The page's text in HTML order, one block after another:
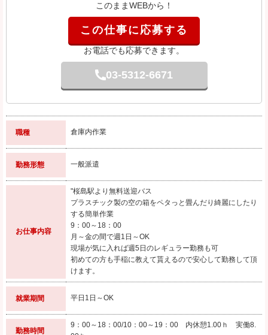
このままWEBから！
この仕事に応募する
お電話でも応募できます。
03-5312-6671
職種 倉庫内作業
勤務形態 一般派遣
お仕事内容
"桜島駅より無料送迎バス
プラスチック製の空の箱をペタっと畳んだり綺麗にしたり
する簡単作業
9：00～18：00
月～金の間で週1日～OK
現場が気に入れば週5日のレギュラー勤務も可
初めての方も手稲に教えて貰えるので安心して勤務して頂
けます。
就業期間 平日1日～OK
勤務時間
9：00～18：00/10：00～19：00 内休憩1.00ｈ 実働8.